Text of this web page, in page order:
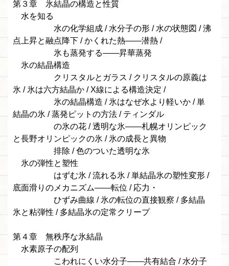
第３章 氷結晶の構造と性質
水を知る
水の化学組成 / 水分子の形 / 水の状態図 / 沸
点上昇と融点降下 / かくれた熱——潜熱 /
氷も蒸発する——昇華蒸発
氷の結晶構造
クリスタルとガラス / クリスタルの原義は
氷 / 氷は六方結晶か / X線による構造決定 /
氷の結晶構造 / 氷はなぜ水より軽いか / 単
結晶の氷 / 蒸発ピットの方法 / ティンダル
の氷の花 / 透明な氷——札幌オリンピック
と長野オリンピックの氷 / 氷の成長と異物
排除 / 色のついた透明な氷
氷の弾性と塑性
はずむ氷 / 流れる氷 / 単結晶氷の塑性変形 /
底面滑りのメカニズム——転位 / 応力・
ひずみ曲線 / 氷の転位の直接観察 / 多結晶
氷と粘弾性 / 多結晶氷の定常クリープ
第４章 無秩序な氷結晶
水素原子の配列
こわれにくい水分子——共有結合 / 水分子